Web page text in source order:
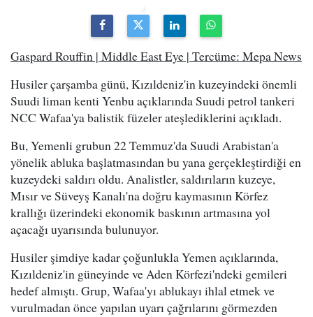
Gaspard Rouffin | Middle East Eye | Tercüme: Mepa News
Husiler çarşamba günü, Kızıldeniz'in kuzeyindeki önemli
Suudi liman kenti Yenbu açıklarında Suudi petrol tankeri
NCC Wafaa'ya balistik füzeler ateşlediklerini açıkladı.
Bu, Yemenli grubun 22 Temmuz'da Suudi Arabistan'a
yönelik abluka başlatmasından bu yana gerçekleştirdiği en
kuzeydeki saldırı oldu. Analistler, saldırıların kuzeye,
Mısır ve Süveyş Kanalı'na doğru kaymasının Körfez
krallığı üzerindeki ekonomik baskının artmasına yol
açacağı uyarısında bulunuyor.
Husiler şimdiye kadar çoğunlukla Yemen açıklarında,
Kızıldeniz'in güneyinde ve Aden Körfezi'ndeki gemileri
hedef almıştı. Grup, Wafaa'yı ablukayı ihlal etmek ve
vurulmadan önce yapılan uyarı çağrılarını görmezden